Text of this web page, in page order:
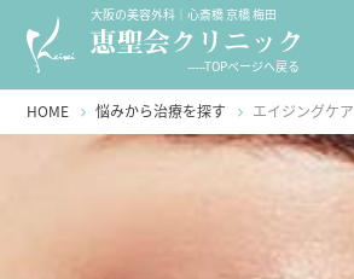
大阪の美容外科｜心斎橋 京橋 梅田
-----TOPページへ戻る
HOME 悩みから治療を探す エイジングケア